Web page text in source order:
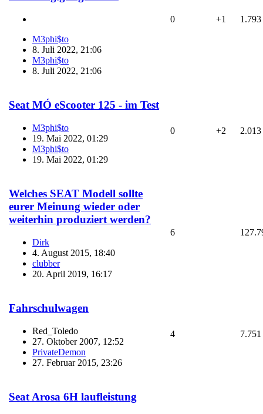
M3phi$to
8. Juli 2022, 21:06
M3phi$to
8. Juli 2022, 21:06
0 +1 1.793
Seat MÓ eScooter 125 - im Test
M3phi$to
19. Mai 2022, 01:29
M3phi$to
19. Mai 2022, 01:29
0 +2 2.013
Welches SEAT Modell sollte
eurer Meinung wieder oder
weiterhin produziert werden?
Dirk
4. August 2015, 18:40
clubber
20. April 2019, 16:17
6
Fahrschulwagen
Red_Toledo
27. Oktober 2007, 12:52
PrivateDemon
27. Februar 2015, 23:26
4 7.751
Seat Arosa 6H laufleistung